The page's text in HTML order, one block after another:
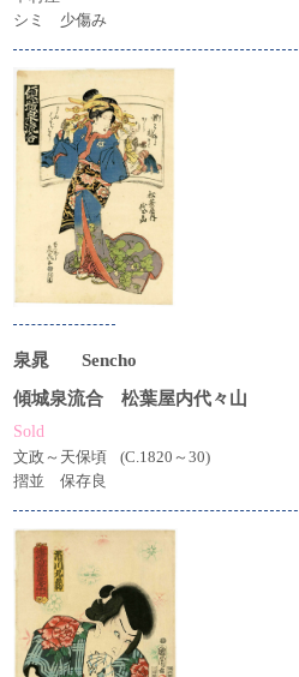
シミ 少傷み
泉晁
Sencho
傾城泉流合 松葉屋内代々山
Sold
文政～天保頃
(C.1820～30)
摺並 保存良